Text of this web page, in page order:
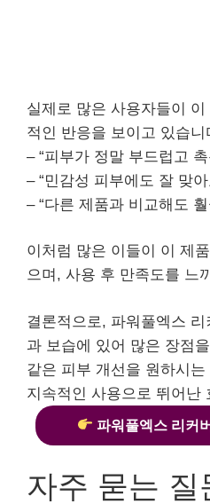
실제로 많은 사용자들이
적인 반응을 보이고 있습니
– “피부가 정말 부드럽고
– “민감성 피부에도 잘 맞아
– “다른 제품과 비교해도
이처럼 많은 이들이 이 제
으며, 사용 후 만족도를 느
결론적으로, 파워풀엑스
과 보습에 있어 많은 장점
같은 피부 개선을 원하시
지속적인 사용으로 뛰어난
파워풀엑스 리커
자주 묻는 질